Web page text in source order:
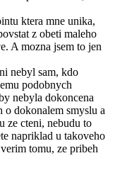
ktera mne unika,
z obeti maleho
A mozna jsem to jen
nebyl sam, kdo
podobnych
nebyla dokoncena
o dokonalem smyslu a
ze cteni, nebudu to
napriklad u takoveho
tomu, ze pribeh